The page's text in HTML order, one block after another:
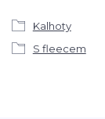
Kalhoty
S fleecem